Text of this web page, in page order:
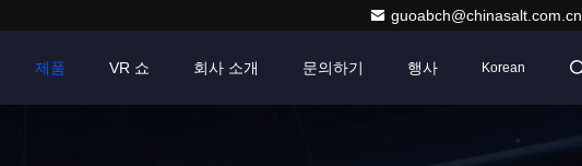
guoabch@chinasalt.com.cn
제품 VR 쇼 회사 소개 문의하기 행사 Korean